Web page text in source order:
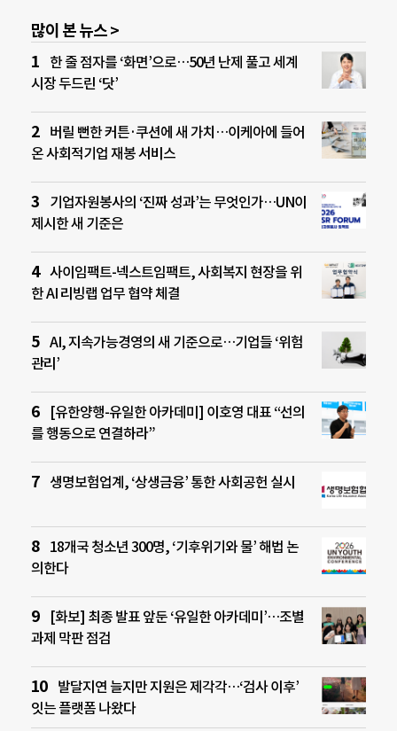
많이 본 뉴스 >
한 줄 점자를 ‘화면’으로…50년 난제 풀고 세계
시장 두드린 ‘닷’
버릴 뻔한 커튼·쿠션에 새 가치…이케아에 들어
온 사회적기업 재봉 서비스
기업자원봉사의 ‘진짜 성과’는 무엇인가…UN이
제시한 새 기준은
사이임팩트-넥스트임팩트, 사회복지 현장을 위
한 AI 리빙랩 업무 협약 체결
AI, 지속가능경영의 새 기준으로…기업들 ‘위험
관리’
[유한양행-유일한 아카데미] 이호영 대표 “선의
를 행동으로 연결하라”
생명보험업계, ‘상생금융’ 통한 사회공헌 실시
18개국 청소년 300명, ‘기후위기와 물’ 해법 논
의한다
[화보] 최종 발표 앞둔 ‘유일한 아카데미’…조별
과제 막판 점검
발달지연 늘지만 지원은 제각각…‘검사 이후’
잇는 플랫폼 나왔다